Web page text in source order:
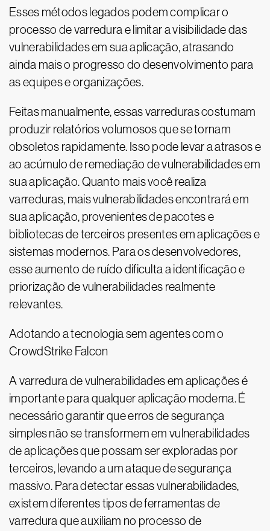
Esses métodos legados podem complicar o
processo de varredura e limitar a visibilidade das
vulnerabilidades em sua aplicação, atrasando
ainda mais o progresso do desenvolvimento para
as equipes e organizações.
Feitas manualmente, essas varreduras costumam
produzir relatórios volumosos que se tornam
obsoletos rapidamente. Isso pode levar a atrasos e
ao acúmulo de remediação de vulnerabilidades​ em
sua aplicação. Quanto mais você realiza
varreduras, mais vulnerabilidades encontrará em
sua aplicação, provenientes de pacotes e
bibliotecas de terceiros presentes em aplicações e
sistemas modernos. Para os desenvolvedores,
esse aumento de ruído dificulta a identificação e
priorização de vulnerabilidades realmente
relevantes.
Adotando a tecnologia sem agentes com o
CrowdStrike Falcon
A varredura de vulnerabilidades em aplicações é
importante para qualquer aplicação moderna. É
necessário garantir que erros de segurança
simples não se transformem em vulnerabilidades
de aplicações que possam ser exploradas por
terceiros, levando a um ataque de segurança
massivo. Para detectar essas vulnerabilidades,
existem diferentes tipos de ferramentas de
varredura que auxiliam no processo de